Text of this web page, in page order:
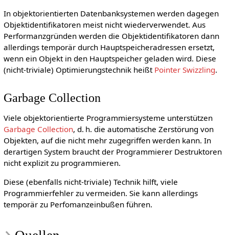
In objektorientierten Datenbanksystemen werden dagegen
Objektidentifikatoren meist nicht wiederverwendet. Aus
Performanzgründen werden die Objektidentifikatoren dann
allerdings temporär durch Hauptspeicheradressen ersetzt,
wenn ein Objekt in den Hauptspeicher geladen wird. Diese
(nicht-triviale) Optimierungstechnik heißt Pointer Swizzling.
Garbage Collection
Viele objektorientierte Programmiersysteme unterstützen
Garbage Collection, d. h. die automatische Zerstörung von
Objekten, auf die nicht mehr zugegriffen werden kann. In
derartigen System braucht der Programmierer Destruktoren
nicht explizit zu programmieren.
Diese (ebenfalls nicht-triviale) Technik hilft, viele
Programmierfehler zu vermeiden. Sie kann allerdings
temporär zu Perfomanzeinbußen führen.